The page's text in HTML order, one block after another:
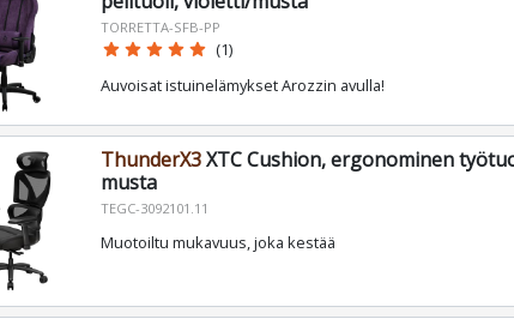
TORRETTA-SFB-PP
star star star star star (1)
Auvoisat istuinelämykset Arozzin avulla!
ThunderX3XTC Cushion, ergonominen
musta
TEGC-3092101.11
Muotoiltu mukavuus, joka kestää